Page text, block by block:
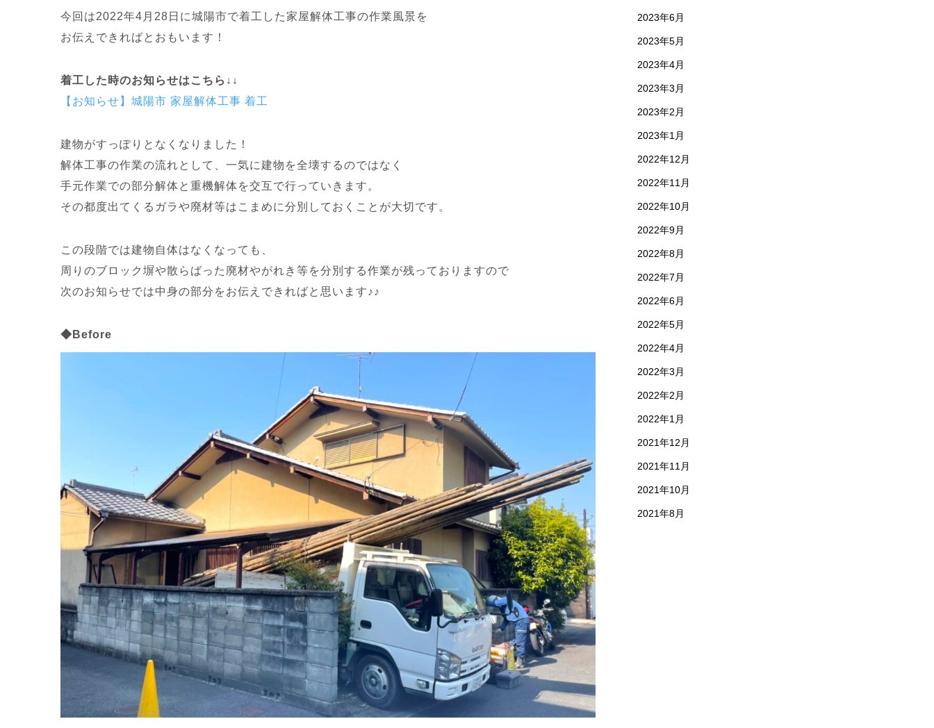
今回は2022年4月28日に城陽市で着工した 家屋解体工事の作業風景を
お伝えできればとおもいます！
着工した時のお知らせはこちら↓↓
【お知らせ】城陽市 家屋解体工事 着工
建物がすっぽりとなくなりました！
解体工事の作業の流れとして、 一気に建物を全壊するのではなく
手元作業での部分解体と 重機解体を交互で行っていきます。
その都度出てくるガラや廃材等は こまめに分別しておくことが大切です。
この段階では建物自体はなくなっても、
周りのブロック塀や散らばった廃材やがれき等を分別する作業が残っておりますので
次のお知らせでは中身の部分をお伝えできればと思います♪♪
◆Before
2023年6月
2023年5月
2023年4月
2023年3月
2023年2月
2023年1月
2022年12月
2022年11月
2022年10月
2022年9月
2022年8月
2022年7月
2022年6月
2022年5月
2022年4月
2022年3月
2022年2月
2022年1月
2021年12月
2021年11月
2021年10月
2021年8月